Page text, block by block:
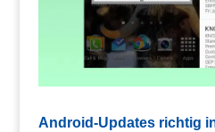
Android-Updates richtig